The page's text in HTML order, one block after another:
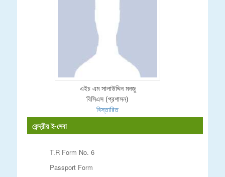
এইচ এম সালাউদ্দিন মনজু
বিসিএস (প্রশাসন)
বিস্তারিত
কেন্দ্রীয় ই-সেবা
T.R Form No. 6
Passport Form